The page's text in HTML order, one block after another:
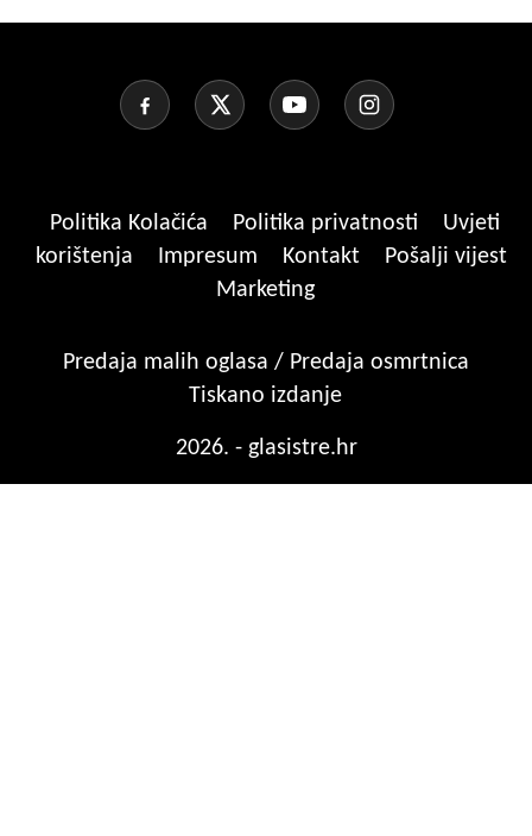
Politika Kolačića Politika privatnosti
Uvjeti
korištenja
Impresum Kontakt
Pošalji vijest
Marketing
Predaja malih oglasa / Predaja osmrtnica
Tiskano izdanje
2026. - glasistre.hr